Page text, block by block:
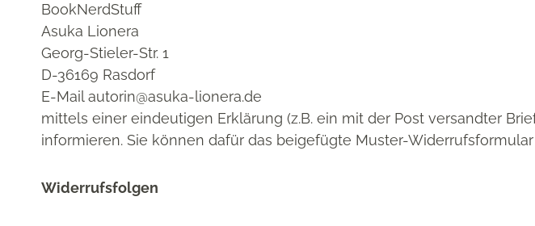
BookNerdStuff
Asuka Lionera
Georg-Stieler-Str. 1
D-36169 Rasdorf
E-Mail autorin@asuka-lionera.de
mittels einer eindeutigen Erklärung (z.B. ein mit der Post versandter
informieren. Sie können dafür das beigefügte Muster-
Widerrufsfolgen